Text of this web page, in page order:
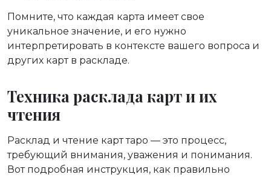
Помните, что каждая карта имеет свое
уникальное значение, и его нужно
интерпретировать в контексте вашего вопроса и
других карт в раскладе.
Техника расклада карт и их
чтения
Расклад и чтение карт таро — это процесс,
требующий внимания, уважения и понимания.
Вот подробная инструкция, как правильно